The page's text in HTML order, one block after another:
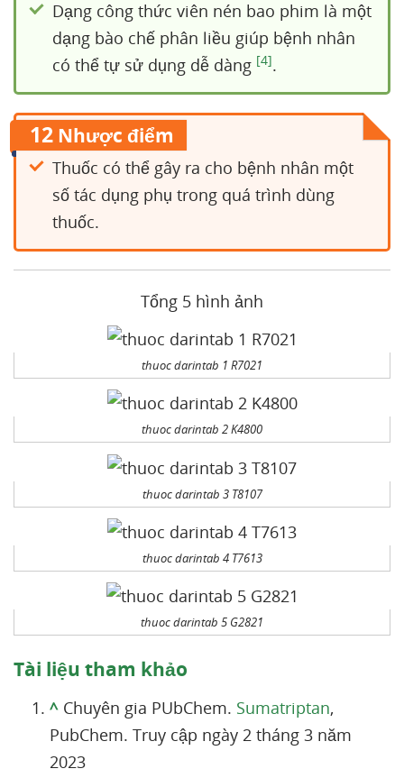
Dạng công thức viên nén bao phim là một
dạng bào chế phân liều giúp bệnh nhân
có thể tự sử dụng dễ dàng [4].
12 Nhược điểm
Thuốc có thể gây ra cho bệnh nhân một
số tác dụng phụ trong quá trình dùng
thuốc.
Tổng 5 hình ảnh
thuoc darintab 1 R7021
thuoc darintab 2 K4800
thuoc darintab 3 T8107
thuoc darintab 4 T7613
thuoc darintab 5 G2821
Tài liệu tham khảo
^ Chuyên gia PUbChem. Sumatriptan,
PubChem. Truy cập ngày 2 tháng 3 năm
2023